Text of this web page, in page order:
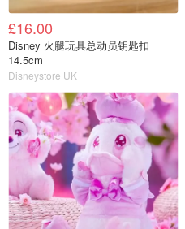
£16.00
Disney 火腿玩具总动员钥匙扣
14.5cm
Disneystore UK